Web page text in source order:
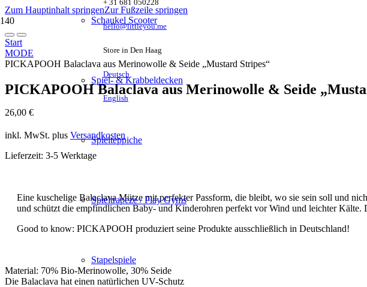
Zum Hauptinhalt springenZur Fußzeile springen
+ 31 681 050228
hello@littleyou.me
Store in Den Haag
Deutsch
English
Schaukel Scooter
Spiel- & Krabbeldecken
Spielteppiche
Spieltrapeze / Play Gyms
Stapelspiele
Start
MODE
PICKAPOOH Balaclava aus Merinowolle & Seide „Mustard Stripes“
PICKAPOOH Balaclava aus Merinowolle & Seide
26,00 €
inkl. MwSt. plus Versandkosten
Lieferzeit: 3-5 Werktage
Eine kuschelige Balaclava Mütze mit perfekter Passform, die bleibt, wo sie sein soll und
und schützt die empfindlichen Baby- und Kinderohren perfekt vor Wind und leichter Kälte.
Good to know: PICKAPOOH produziert seine Produkte ausschließlich in Deutschland!
Material: 70% Bio-Merinowolle, 30% Seide
Die Balaclava hat einen natürlichen UV-Schutz